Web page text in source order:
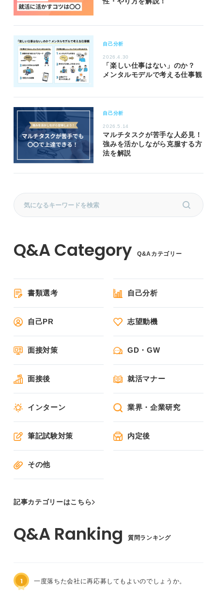
自己分析
2026.4.30
「楽しい仕事はない」のか？
メンタルモデルで考える仕事観
自己分析
2026.5.14
マルチタスクが苦手な人必見！
強みを活かしながら克服する方
法を解説
Q&Aカテゴリー
書類選考 自己分析
自己PR 志望動機
面接対策 GD・GW
面接後 就活マナー
インターン 業界・企業研究
筆記試験対策 内定後
その他
記事カテゴリーはこちら
質問ランキング
1 一度落ちた会社に再応募してもよいのでしょうか。